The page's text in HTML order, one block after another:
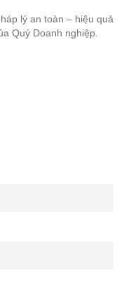
lý an toàn – hiệu quả
Quý Doanh nghiệp.